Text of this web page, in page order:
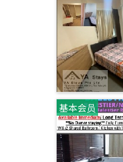
基本会员